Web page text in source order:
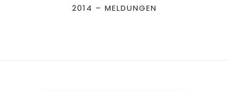
2014 – MELDUNGEN